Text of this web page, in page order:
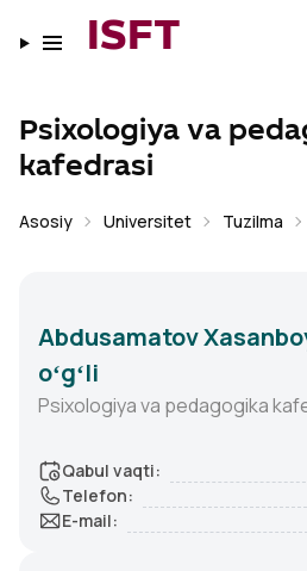
ISFT
Psixologiya va
kafedrasi
Asosiy Universitet Tuzilma
Abdusamatov
oʻgʻli
Psixologiya va pedagogika
Qabul vaqti:
Telefon:
E-mail: